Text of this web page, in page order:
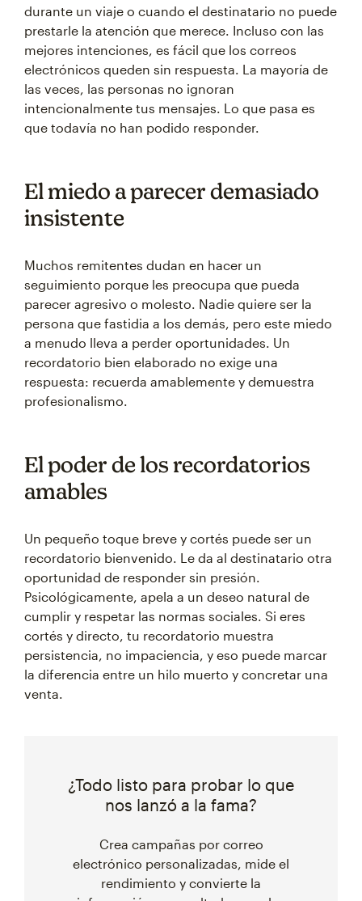
durante un viaje o cuando el destinatario no puede
prestarle la atención que merece. Incluso con las
mejores intenciones, es fácil que los correos
electrónicos queden sin respuesta. La mayoría de
las veces, las personas no ignoran
intencionalmente tus mensajes. Lo que pasa es
que todavía no han podido responder.
El miedo a parecer demasiado
insistente
Muchos remitentes dudan en hacer un
seguimiento porque les preocupa que pueda
parecer agresivo o molesto. Nadie quiere ser la
persona que fastidia a los demás, pero este miedo
a menudo lleva a perder oportunidades. Un
recordatorio bien elaborado no exige una
respuesta: recuerda amablemente y demuestra
profesionalismo.
El poder de los recordatorios
amables
Un pequeño toque breve y cortés puede ser un
recordatorio bienvenido. Le da al destinatario otra
oportunidad de responder sin presión.
Psicológicamente, apela a un deseo natural de
cumplir y respetar las normas sociales. Si eres
cortés y directo, tu recordatorio muestra
persistencia, no impaciencia, y eso puede marcar
la diferencia entre un hilo muerto y concretar una
venta.
¿Todo listo para probar lo que
nos lanzó a la fama?
Crea campañas por correo
electrónico personalizadas, mide el
rendimiento y convierte la